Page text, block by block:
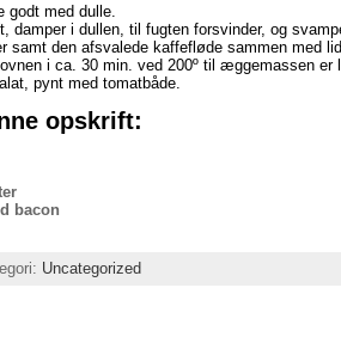
med dulle.
damper i dullen, til fugten forsvinder, og
den afsvalede kaffefløde sammen med
i ca. 30 min. ved 200º til æggemassen er
pynt med tomatbåde.
opskrift:
bacon
Uncategorized